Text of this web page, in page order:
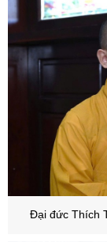
Đại đức Thích